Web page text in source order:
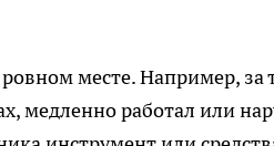
месте. Например, за
медленно работал или